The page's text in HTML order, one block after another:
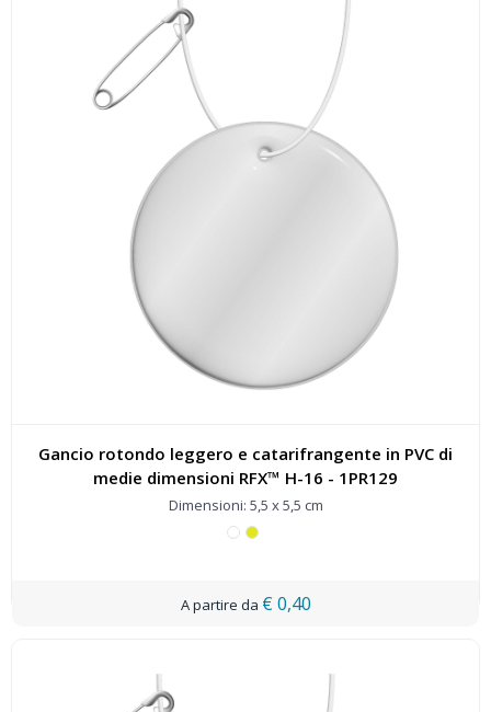
Gancio rotondo leggero e catarifrangente in PVC di
medie dimensioni RFX™ H-16 - 1PR129
Dimensioni: 5,5 x 5,5 cm
€ 0,40